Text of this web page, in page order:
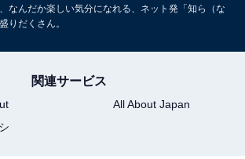
なんだか楽しい気分になれる、ネット発「知ら（な
りだくさん。
関連サービス
All About Japan